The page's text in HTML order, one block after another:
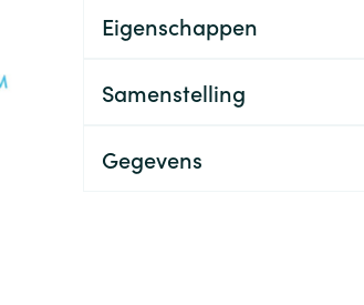
Eigenschappen
Samenstelling
Gegevens